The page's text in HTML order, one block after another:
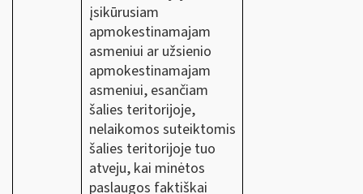
įsikūrusiam
apmokestinamajam
asmeniui ar užsienio
apmokestinamajam
asmeniui, esančiam
šalies teritorijoje,
nelaikomos suteiktomis
šalies teritorijoje tuo
atveju, kai minėtos
paslaugos faktiškai